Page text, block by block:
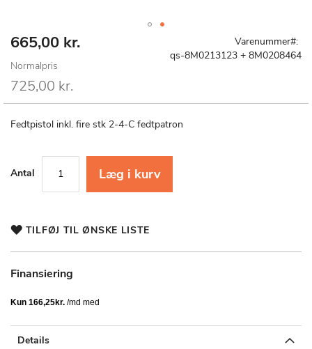
Special
665,00 kr.
Normalpris
725,00 kr.
Varenummer
qs-8M0213123 + 8M0208464
Fedtpistol inkl. fire stk 2-4-C fedtpatron
Antal Læg i kurv
TILFØJ TIL ØNSKE LISTE
Finansiering
Gå
starten
af
billedgalleriet
Details